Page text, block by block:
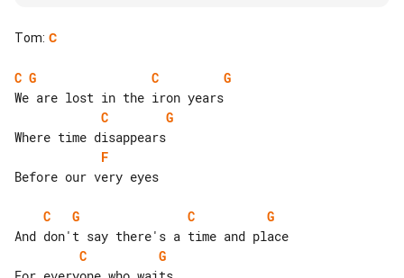
Tom: C
C G C
G
C
G
F
Before our very eyes
C G C
G
C
G